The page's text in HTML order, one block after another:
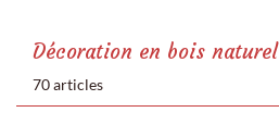
Décoration en bois naturel
70 articles